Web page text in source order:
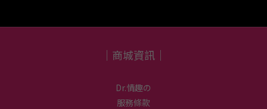
｜商城資訊｜
Dr.情趣の
服務條款